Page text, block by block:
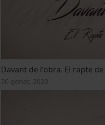
Davant de l'obra. El rapte
30 gener, 2023